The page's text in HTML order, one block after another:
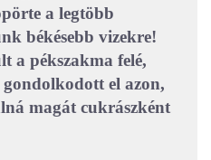
a legtöbb
békésebb vizekre!
a pékszakma felé,
el azon,
magát cukrászként